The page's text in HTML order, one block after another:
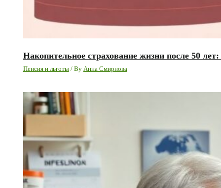
Накопительное страхование жизни после 50
Пенсия и льготы/ By Анна Смирнова